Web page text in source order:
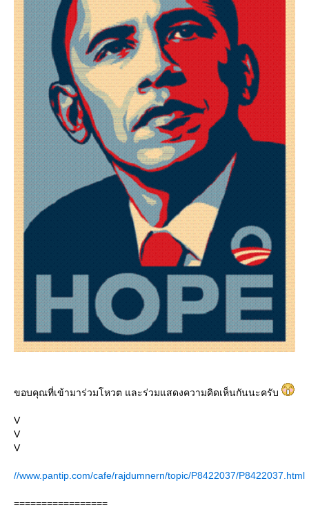
ขอบคุณที่เข้ามาร่วมโหวต และร่วมแสดงความคิดเห็นกันนะครับ
V
V
V
//www.pantip.com/cafe/rajdumnern/topic/P8422037/P8422037.html
=================